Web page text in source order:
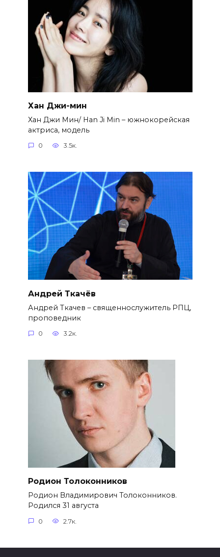
Хан Джи-мин
Хан Джи Мин/ Han Ji Min – южнокорейская
актриса, модель
0 3.5к.
Андрей Ткачёв
Андрей Ткачев – священнослужитель РПЦ,
проповедник
0 3.2к.
Родион Толоконников
Родион Владимирович Толоконников.
Родился 31 августа
0 2.7к.